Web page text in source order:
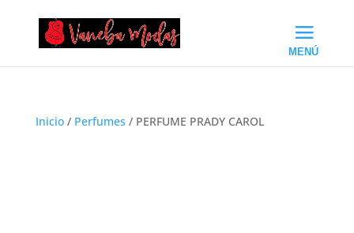
Inicio/ Perfumes / PERFUME PRADY CAROL